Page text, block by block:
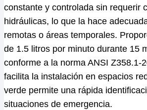
constante y controlada sin requerir
hidráulicas, lo que la hace
remotas o áreas temporales.
de 1.5 litros por minuto durante 15
conforme a la norma ANSI Z358.1-
facilita la instalación en espacios
verde permite una rápida
situaciones de emergencia.